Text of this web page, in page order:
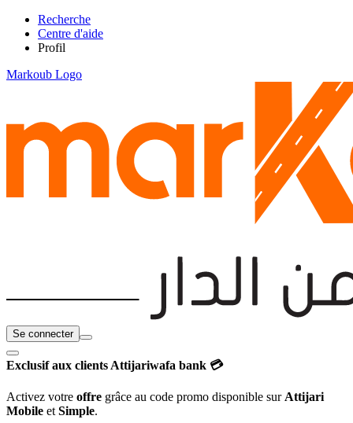
Recherche
Centre d'aide
Profil
Markoub Logo
Se connecter
Exclusif aux clients Attijariwafa bank 💳
Activez votre offre grâce au code promo disponible sur Attijari
Mobile et Simple.